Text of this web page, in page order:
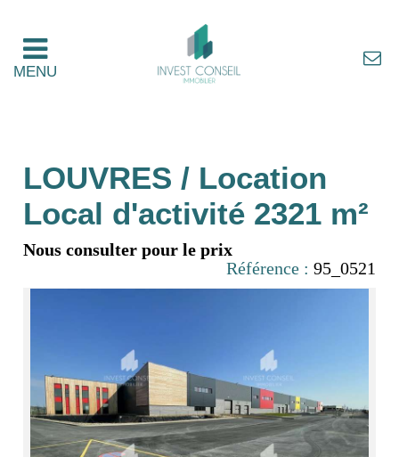
MENU
LOUVRES / Location
Local d'activité 2321 m²
Nous consulter pour le prix
Référence : 95_0521